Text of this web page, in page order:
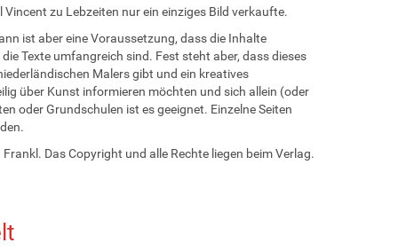
zu Lebzeiten nur ein einziges Bild verkaufte.
ist aber eine Voraussetzung, dass die Inhalte
Texte umfangreich sind. Fest steht aber, dass dieses
Malers gibt und ein kreatives
über Kunst informieren möchten und sich allein (oder
oder Grundschulen ist es geeignet. Einzelne Seiten
Das Copyright und alle Rechte liegen beim Verlag.